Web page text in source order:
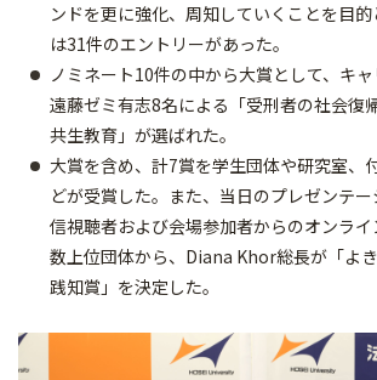
ンドを更に強化、周知していくことを目
は31件のエントリーがあった。
ノミネート10件の中から大賞として、キ
遠藤ゼミ有志8名による「受刑者の社会復
共生教育」が選ばれた。
大賞を含め、計7賞を学生団体や研究室、
どが受賞した。また、当日のプレゼンテ
信視聴者および会場参加者からのオンラ
数上位団体から、Diana Khor総長が「よ
践知賞」を決定した。